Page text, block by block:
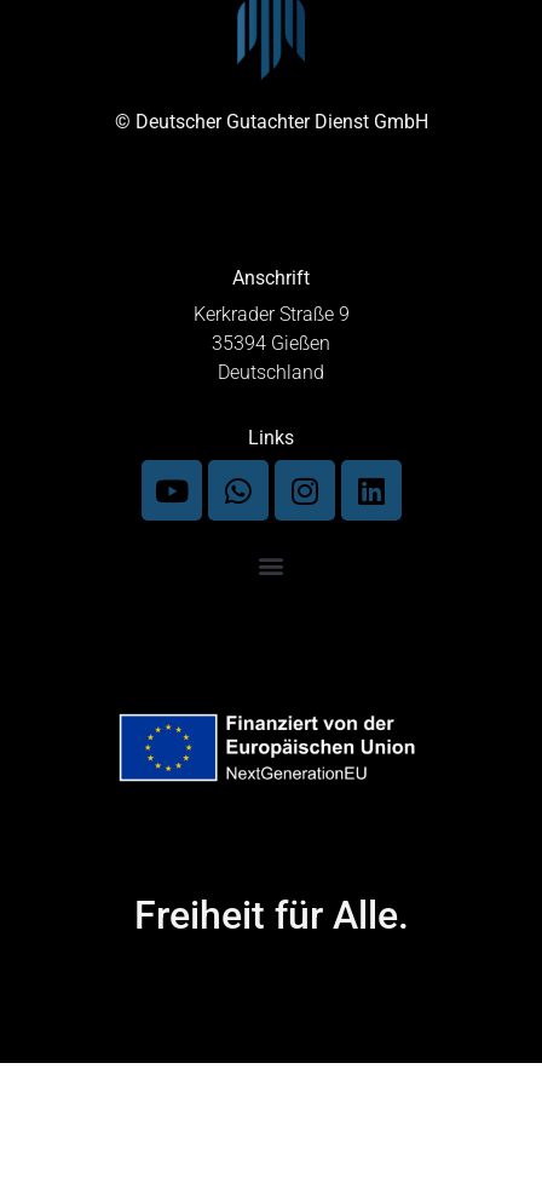
© Deutscher Gutachter Dienst GmbH
Anschrift
Kerkrader Straße 9
35394 Gießen
Deutschland
Links
Freiheit für Alle.